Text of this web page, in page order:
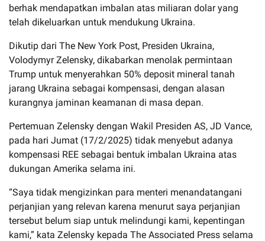
berhak mendapatkan imbalan atas miliaran dolar yang
telah dikeluarkan untuk mendukung Ukraina.
Dikutip dari The New York Post, Presiden Ukraina,
Volodymyr Zelensky, dikabarkan menolak permintaan
Trump untuk menyerahkan 50% deposit mineral tanah
jarang Ukraina sebagai kompensasi, dengan alasan
kurangnya jaminan keamanan di masa depan.
Pertemuan Zelensky dengan Wakil Presiden AS, JD Vance,
pada hari Jumat (17/2/2025) tidak menyebut adanya
kompensasi REE sebagai bentuk imbalan Ukraina atas
dukungan Amerika selama ini.
“Saya tidak mengizinkan para menteri menandatangani
perjanjian yang relevan karena menurut saya perjanjian
tersebut belum siap untuk melindungi kami, kepentingan
kami,” kata Zelensky kepada The Associated Press selama